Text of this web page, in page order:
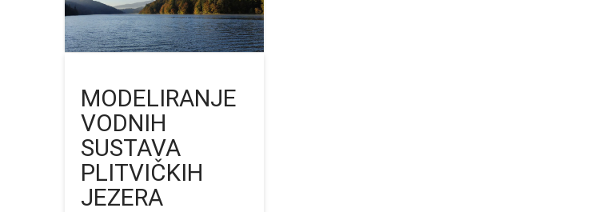
MODELIRANJE
VODNIH
SUSTAVA
PLITVIČKIH
JEZERA